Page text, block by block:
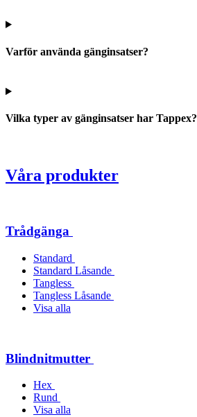
Varför använda gänginsatser?
Vilka typer av gänginsatser har Tappex?
Våra produkter
Trådgänga
Standard
Standard Låsande
Tangless
Tangless Låsande
Visa alla
Blindnitmutter
Hex
Rund
Visa alla